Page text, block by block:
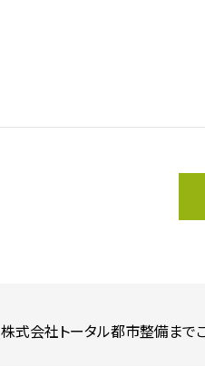
株式会社トータル都市整備まで